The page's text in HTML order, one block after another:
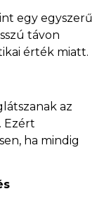
egy egyszerű
távon
érték miatt.
az
Ezért
ha mindig